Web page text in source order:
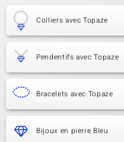
Colliers avec Topaze
Pendentifs avec Topaze
Bracelets avec Topaze
Bijoux en pierre Bleu